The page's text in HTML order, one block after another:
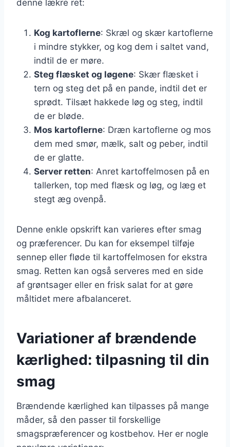
denne lækre ret:
Kog kartoflerne: Skræl og skær kartoflerne
i mindre stykker, og kog dem i saltet vand,
indtil de er møre.
Steg flæsket og løgene: Skær flæsket i
tern og steg det på en pande, indtil det er
sprødt. Tilsæt hakkede løg og steg, indtil
de er bløde.
Mos kartoflerne: Dræn kartoflerne og mos
dem med smør, mælk, salt og peber, indtil
de er glatte.
Server retten: Anret kartoffelmosen på en
tallerken, top med flæsk og løg, og læg et
stegt æg ovenpå.
Denne enkle opskrift kan varieres efter smag
og præferencer. Du kan for eksempel tilføje
sennep eller fløde til kartoffelmosen for ekstra
smag. Retten kan også serveres med en side
af grøntsager eller en frisk salat for at gøre
måltidet mere afbalanceret.
Variationer af brændende
kærlighed: tilpasning til din
smag
Brændende kærlighed kan tilpasses på mange
måder, så den passer til forskellige
smagspræferencer og kostbehov. Her er nogle